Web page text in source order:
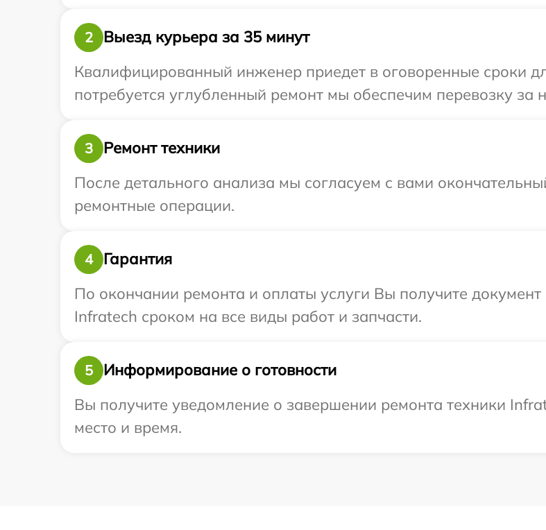
2
Выезд курьера за 35 минут
Квалифицированный инженер приедет в оговоренные сроки
потребуется углубленный ремонт мы обеспечим перевозку за
3
Ремонт техники
После детального анализа мы согласуем с вами
ремонтные операции.
4
Гарантия
По окончании ремонта и оплаты услуги Вы получите
Infratech сроком на все виды работ и запчасти.
5
Информирование о готовности
Вы получите уведомление о завершении ремонта техники
место и время.